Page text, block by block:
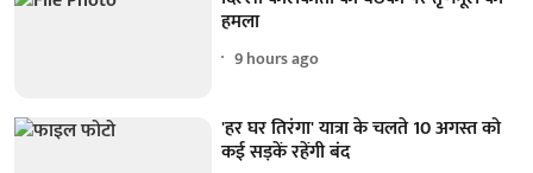
हमला
9 hours ago
'हर घर तिरंगा' यात्रा के चलते 10 अगस्त को
कई सड़कें रहेंगी बंद